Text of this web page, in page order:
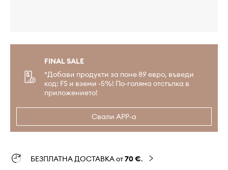
FINAL SALE
*Добави продукти за поне 89 евро, въведи
код: FS и вземи -5%! По-голяма отстъпка в
приложението!
Свали APP-а
БЕЗПЛАТНА ДОСТАВКА от70 €.